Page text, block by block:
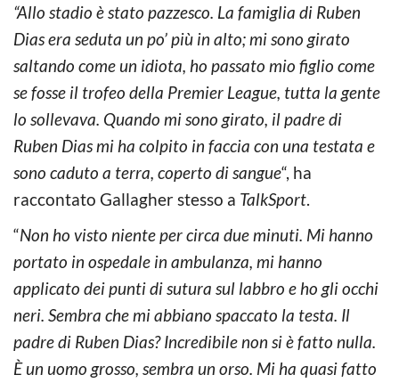
“Allo stadio è stato pazzesco. La famiglia di Ruben
Dias era seduta un po’ più in alto; mi sono girato
saltando come un idiota, ho passato mio figlio come
se fosse il trofeo della Premier League, tutta la gente
lo sollevava. Quando mi sono girato, il padre di
Ruben Dias mi ha colpito in faccia con una testata e
sono caduto a terra, coperto di sangue“, ha
raccontato Gallagher stesso a TalkSport.
“Non ho visto niente per circa due minuti. Mi hanno
portato in ospedale in ambulanza, mi hanno
applicato dei punti di sutura sul labbro e ho gli occhi
neri. Sembra che mi abbiano spaccato la testa. Il
padre di Ruben Dias? Incredibile non si è fatto nulla.
È un uomo grosso, sembra un orso. Mi ha quasi fatto